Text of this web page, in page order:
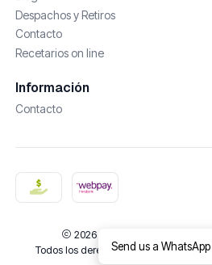
Despachos y Retiros
Contacto
Recetarios on line
Información
Contacto
2026 De Castañas y Amores |
Todos los derechos reservados.
Send us a